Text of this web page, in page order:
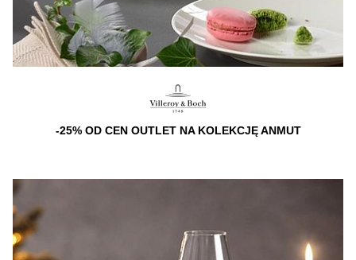
-25% OD CEN OUTLET NA KOLEKCJĘ ANMUT